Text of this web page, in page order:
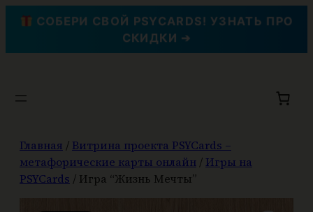
СОБЕРИ СВОЙ PSYCARDS! УЗНАТЬ ПРО
СКИДКИ ➔
содержимому
Главная / Витрина проекта PSYCards –
метафорические карты онлайн / Игры на
PSYCards / Игра “Жизнь Мечты”